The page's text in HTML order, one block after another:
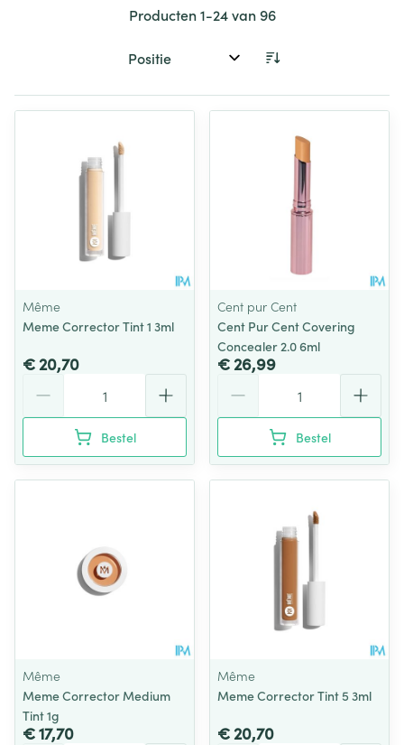
Producten1-24van96
Sorteer op:
Même
Meme Corrector Tint 1 3ml
€ 20,70
Bestel
Cent pur Cent
Cent Pur Cent Covering
Concealer 2.0 6ml
€ 26,99
Bestel
Même
Meme Corrector Medium
Tint 1g
€ 17,70
Même
Meme Corrector Tint 5 3ml
€ 20,70